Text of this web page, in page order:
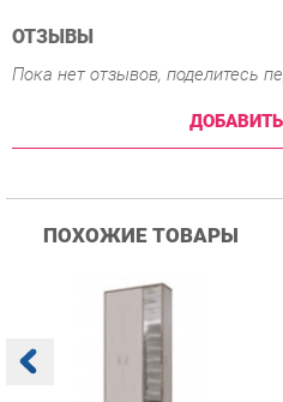
Прихожая Гранд Кволити
Домино mini Бодега
12 760 ₽